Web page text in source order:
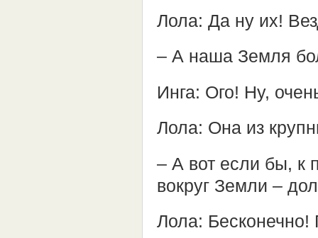
Лола: Да ну их!
– А наша Земля
Инга: Ого! Ну,
Лола: Она из
– А вот если бы, к
вокруг Земли –
Лола: Бесконечно!